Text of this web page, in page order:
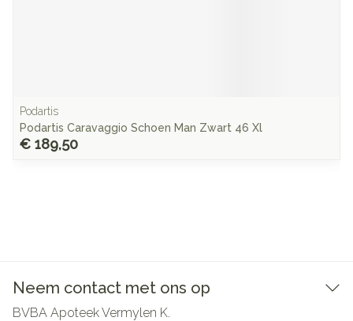
Podartis
Podartis Caravaggio Schoen Man Zwart 46 Xl
€ 189,50
Neem contact met ons op
BVBA Apoteek Vermylen K.